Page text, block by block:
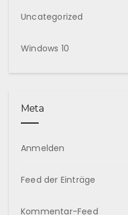
Uncategorized
Windows 10
Meta
Anmelden
Feed der Einträge
Kommentar-Feed